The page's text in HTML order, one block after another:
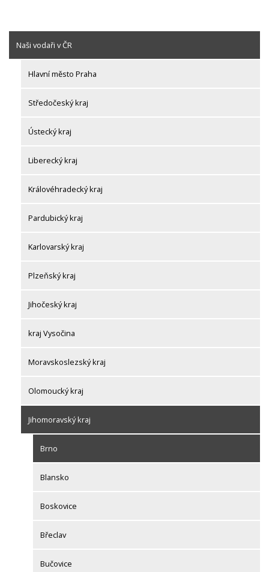
Naši vodaři v ČR
Hlavní město Praha
Středočeský kraj
Ústecký kraj
Liberecký kraj
Královéhradecký kraj
Pardubický kraj
Karlovarský kraj
Plzeňský kraj
Jihočeský kraj
kraj Vysočina
Moravskoslezský kraj
Olomoucký kraj
Jihomoravský kraj
Brno
Blansko
Boskovice
Břeclav
Bučovice